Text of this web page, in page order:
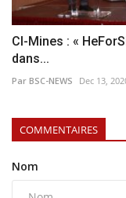
CI-Mines : «
dans...
Par BSC-NEWS Dec 13,
COMMENTAIRES
Nom